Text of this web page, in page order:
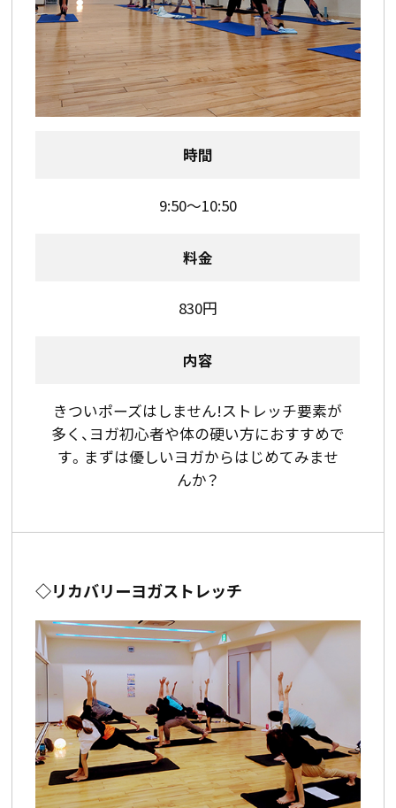
時間
9:50～10:50
料金
830円
内容
きついポーズはしません!ストレッチ要素が
多く、ヨガ初心者や体の硬い方におすすめで
す。まずは優しいヨガからはじめてみませ
んか？
◇リカバリーヨガストレッチ